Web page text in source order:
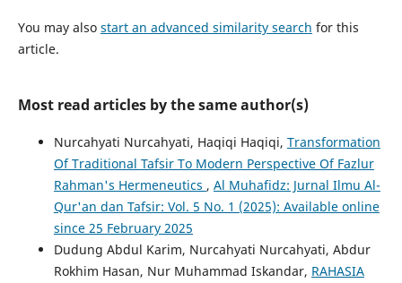
You may also start an advanced similarity search for this
article.
Most read articles by the same author(s)
Nurcahyati Nurcahyati, Haqiqi Haqiqi, Transformation
Of Traditional Tafsir To Modern Perspective Of Fazlur
Rahman's Hermeneutics , Al Muhafidz: Jurnal Ilmu Al-
Qur'an dan Tafsir: Vol. 5 No. 1 (2025): Available online
since 25 February 2025
Dudung Abdul Karim, Nurcahyati Nurcahyati, Abdur
Rokhim Hasan, Nur Muhammad Iskandar, RAHASIA